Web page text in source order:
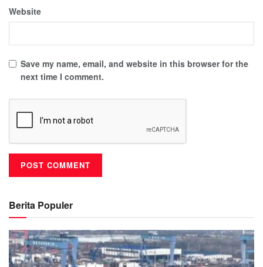
Website
Save my name, email, and website in this browser for the
next time I comment.
Berita Populer